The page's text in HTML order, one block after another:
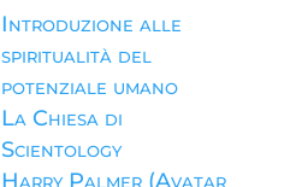
Introduzione alle
spiritualità del
potenziale umano
La Chiesa di
Scientology
Harry Palmer (Avatar